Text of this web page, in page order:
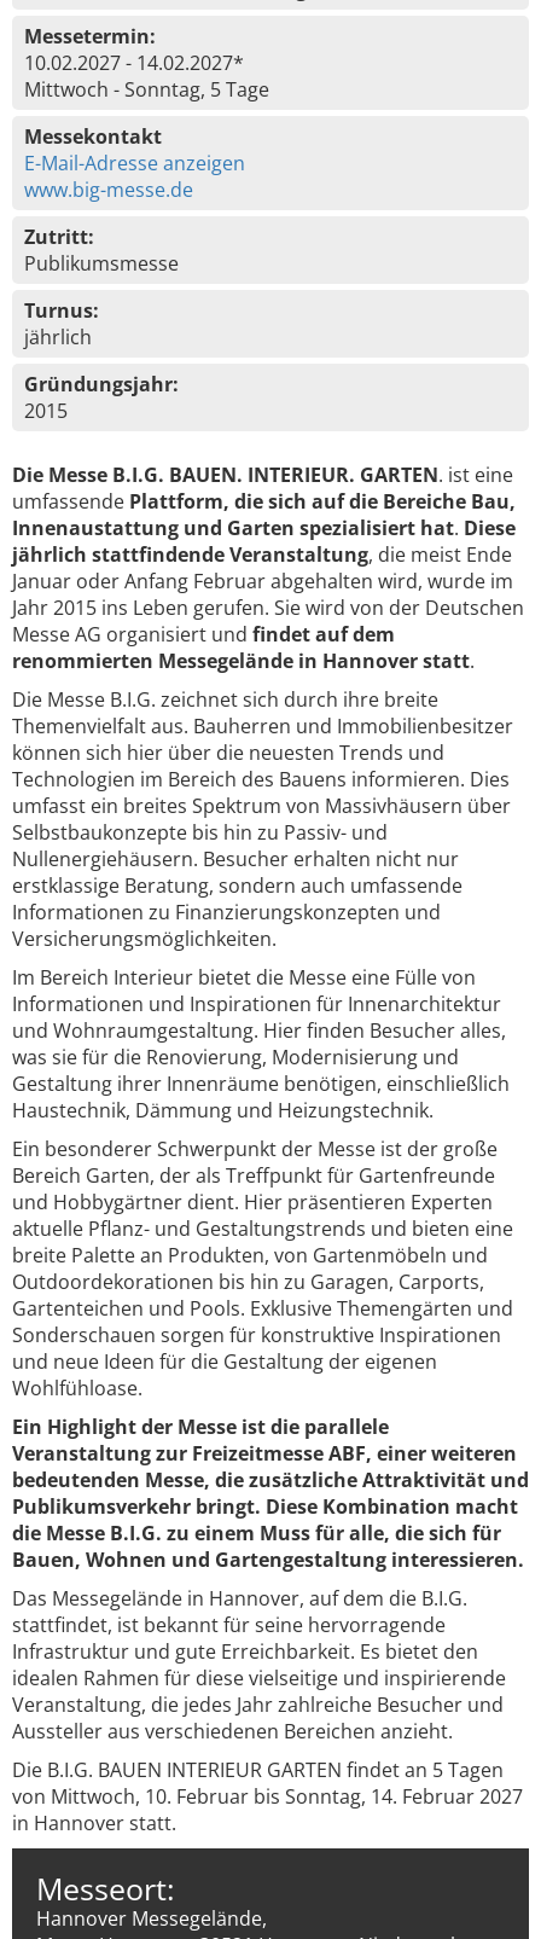
Messetermin:
10.02.2027 - 14.02.2027*
Mittwoch - Sonntag, 5 Tage
Messekontakt
E-Mail-Adresse anzeigen
www.big-messe.de
Zutritt:
Publikumsmesse
Turnus:
jährlich
Gründungsjahr:
2015
Die Messe B.I.G. BAUEN. INTERIEUR. GARTEN. ist eine
umfassende Plattform, die sich auf die Bereiche Bau,
Innenaustattung und Garten spezialisiert hat. Diese
jährlich stattfindende Veranstaltung, die meist Ende
Januar oder Anfang Februar abgehalten wird, wurde im
Jahr 2015 ins Leben gerufen. Sie wird von der Deutschen
Messe AG organisiert und findet auf dem
renommierten Messegelände in Hannover statt.
Die Messe B.I.G. zeichnet sich durch ihre breite
Themenvielfalt aus. Bauherren und Immobilienbesitzer
können sich hier über die neuesten Trends und
Technologien im Bereich des Bauens informieren. Dies
umfasst ein breites Spektrum von Massivhäusern über
Selbstbaukonzepte bis hin zu Passiv- und
Nullenergiehäusern. Besucher erhalten nicht nur
erstklassige Beratung, sondern auch umfassende
Informationen zu Finanzierungskonzepten und
Versicherungsmöglichkeiten.
Im Bereich Interieur bietet die Messe eine Fülle von
Informationen und Inspirationen für Innenarchitektur
und Wohnraumgestaltung. Hier finden Besucher alles,
was sie für die Renovierung, Modernisierung und
Gestaltung ihrer Innenräume benötigen, einschließlich
Haustechnik, Dämmung und Heizungstechnik.
Ein besonderer Schwerpunkt der Messe ist der große
Bereich Garten, der als Treffpunkt für Gartenfreunde
und Hobbygärtner dient. Hier präsentieren Experten
aktuelle Pflanz- und Gestaltungstrends und bieten eine
breite Palette an Produkten, von Gartenmöbeln und
Outdoordekorationen bis hin zu Garagen, Carports,
Gartenteichen und Pools. Exklusive Themengärten und
Sonderschauen sorgen für konstruktive Inspirationen
und neue Ideen für die Gestaltung der eigenen
Wohlfühloase.
Ein Highlight der Messe ist die parallele
Veranstaltung zur Freizeitmesse ABF, einer weiteren
bedeutenden Messe, die zusätzliche Attraktivität und
Publikumsverkehr bringt. Diese Kombination macht
die Messe B.I.G. zu einem Muss für alle, die sich für
Bauen, Wohnen und Gartengestaltung interessieren.
Das Messegelände in Hannover, auf dem die B.I.G.
stattfindet, ist bekannt für seine hervorragende
Infrastruktur und gute Erreichbarkeit. Es bietet den
idealen Rahmen für diese vielseitige und inspirierende
Veranstaltung, die jedes Jahr zahlreiche Besucher und
Aussteller aus verschiedenen Bereichen anzieht.
Die B.I.G. BAUEN INTERIEUR GARTEN findet an 5 Tagen
von Mittwoch, 10. Februar bis Sonntag, 14. Februar 2027
in Hannover statt.
Messeort:
Hannover Messegelände,